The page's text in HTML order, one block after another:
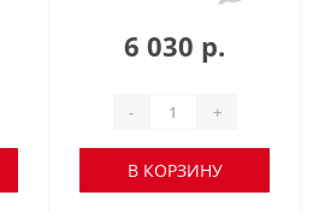
6 030 р.
- +
В КОРЗИНУ